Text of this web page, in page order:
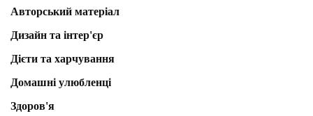
Авторський матеріал
Дизайн та інтер'єр
Дієти та харчування
Домашні улюбленці
Здоров'я